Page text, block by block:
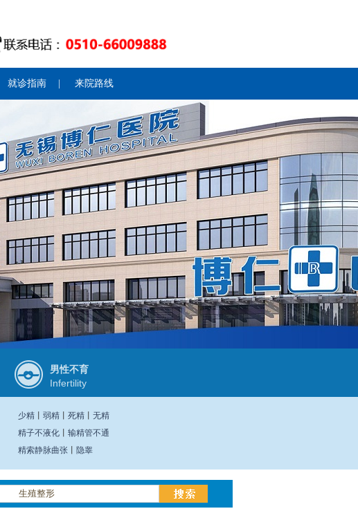
就诊指南 来院路线
男性不育
Infertility
少精丨 弱精丨 死精丨 无精
精子不液化丨 输精管不通
精索静脉曲张丨 隐睾